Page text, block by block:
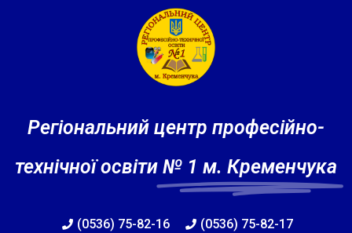
Регіональний центр професійно-
технічної освіти № 1 м. Кременчука
(0536) 75-82-16
(0536) 75-82-17